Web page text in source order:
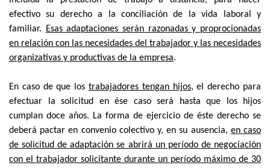
efectivo su derecho a la conciliación de la vida laboral y
familiar.
Esas adaptaciones serán razonadas y proprocionadas
en relación con las necesidades del trabajador y las necesidades
organizativas y productivas de la empresa.
En caso de que los trabajadores tengan hijos, el derecho para
efectuar la solicitud en ése caso será hasta que los hijos
cumplan doce años. La forma de ejercicio de éste derecho se
deberá pactar en convenio colectivo y, en su ausencia, en caso
de solicitud de adaptación se abrirá un período de negociación
con el trabajador solicitante durante un período máximo de 30